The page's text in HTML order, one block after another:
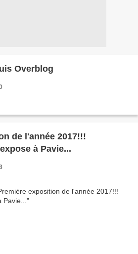
Article publié depuis Overblog
de l'année 2017!!!
Françoise Calleja expose à Pavie...